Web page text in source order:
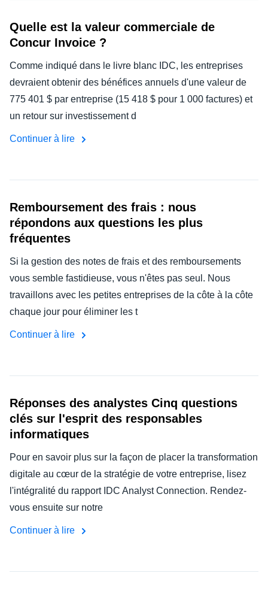
Quelle est la valeur commerciale de
Concur Invoice ?
Comme indiqué dans le livre blanc IDC, les entreprises
devraient obtenir des bénéfices annuels d'une valeur de
775 401 $ par entreprise (15 418 $ pour 1 000 factures) et
un retour sur investissement d
Continuer à lire
Remboursement des frais : nous
répondons aux questions les plus
fréquentes
Si la gestion des notes de frais et des remboursements
vous semble fastidieuse, vous n'êtes pas seul. Nous
travaillons avec les petites entreprises de la côte à la côte
chaque jour pour éliminer les t
Continuer à lire
Réponses des analystes Cinq questions
clés sur l'esprit des responsables
informatiques
Pour en savoir plus sur la façon de placer la transformation
digitale au cœur de la stratégie de votre entreprise, lisez
l'intégralité du rapport IDC Analyst Connection. Rendez-
vous ensuite sur notre
Continuer à lire